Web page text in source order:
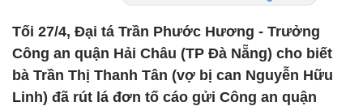
Tối 27/4, Đại tá Trần Phước Hương - Trưởng
Công an quận Hải Châu (TP Đà Nẵng) cho biết
bà Trần Thị Thanh Tân (vợ bị can Nguyễn Hữu
Linh) đã rút lá đơn tố cáo gửi Công an quận